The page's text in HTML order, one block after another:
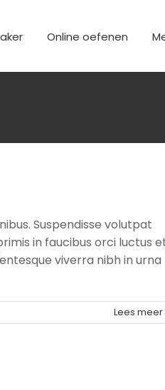
Online oefenen
Suspendisse volutpat
in faucibus orci luctus
viverra nibh in urna
Lees meer